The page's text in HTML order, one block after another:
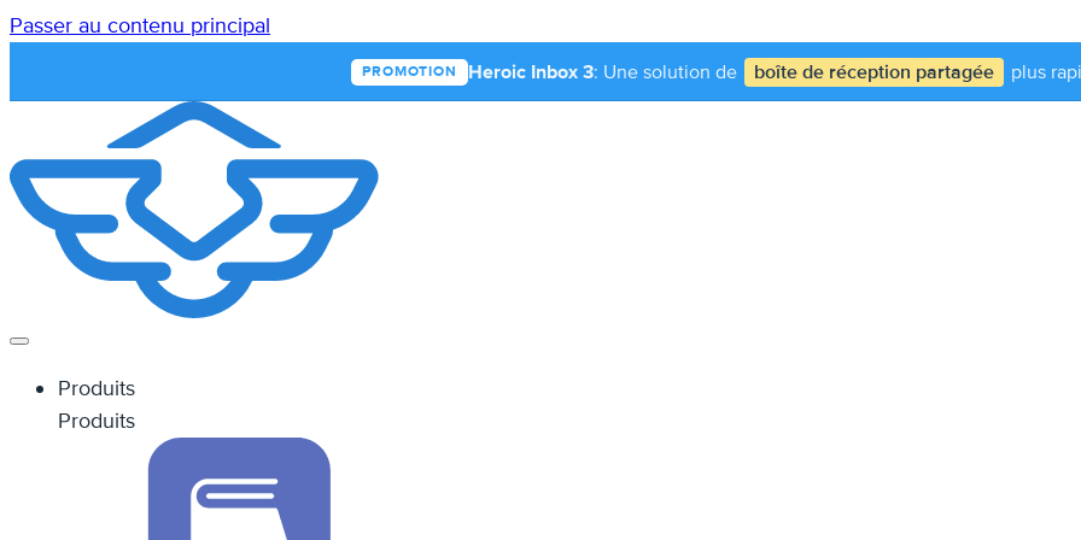
Passer au contenu principal
PROMOTION Heroic Inbox 3: Une solution de boîte de réception partagée plus
Produits
Produits